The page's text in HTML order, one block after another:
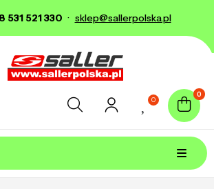
531 521 330 · sklep@sallerpolska.pl
0
0